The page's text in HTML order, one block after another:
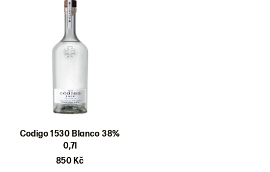
Codigo 1530 Blanco 38%
0,7l
850 Kč